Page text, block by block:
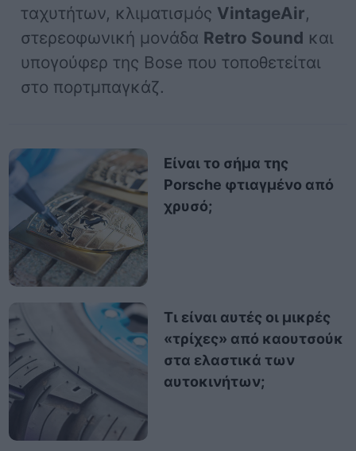
ταχυτήτων, κλιματισμός VintageAir,
στερεοφωνική μονάδα Retro Sound και
υπογούφερ της Bose που τοποθετείται
στο πορτμπαγκάζ.
Είναι το σήμα της
Porsche φτιαγμένο από
χρυσό;
Τι είναι αυτές οι μικρές
«τρίχες» από καουτσούκ
στα ελαστικά των
αυτοκινήτων;